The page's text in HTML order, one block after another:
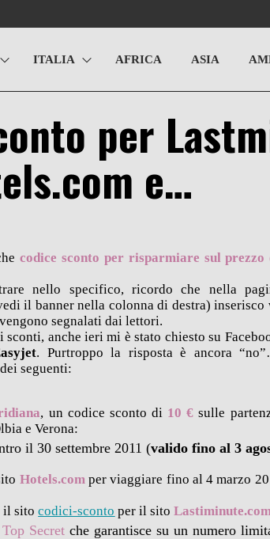
ITALIA AFRICA ASIA
per
e…
codice sconto per risparmiare sul
nello specifico, ricordo che nella
il banner nella colonna di destra)
segnalati dai lettori.
sconti, anche ieri mi è stato chiesto su
. Purtroppo la risposta è ancora
seguenti:
, un codice sconto di 10 € sulle
e Verona:
il 30 settembre 2011 (valido fino al 3
Hotels.comper viaggiare fino al 4 marzo
il sitocodici-sconto per il sito
Top Secret che garantisce su un numero